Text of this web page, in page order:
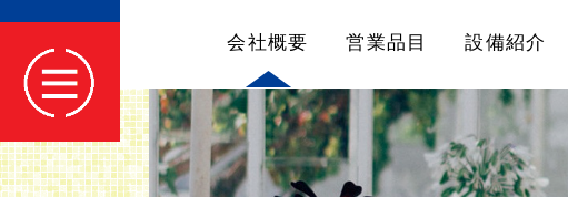
会社概要 営業品目 設備紹介